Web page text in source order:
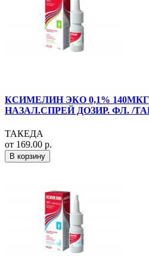
КСИМЕЛИН ЭКО 0,1%
НАЗАЛ.СПРЕЙ ДОЗИР. ФЛ. /
ТАКЕДА
от 169.00 р.
В корзину